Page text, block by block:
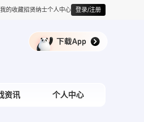
我的收藏招贤纳士个人中心 登录/注册
资讯 个人中心